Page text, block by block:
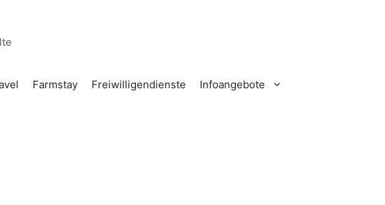
Farmstay Freiwilligendienste Infoangebote